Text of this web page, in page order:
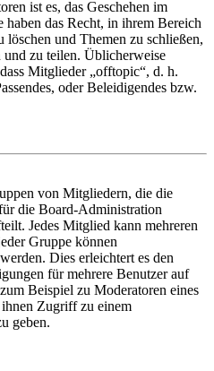
ist es, das Geschehen im
haben das Recht, in ihrem Bereich
löschen und Themen zu schließen,
zu teilen. Üblicherweise
Mitglieder „offtopic“, d. h.
oder Beleidigendes bzw.
von Mitgliedern, die die
die Board-Administration
Jedes Mitglied kann mehreren
Gruppe können
Dies erleichtert es den
für mehrere Benutzer auf
Beispiel zu Moderatoren eines
Zugriff zu einem
geben.